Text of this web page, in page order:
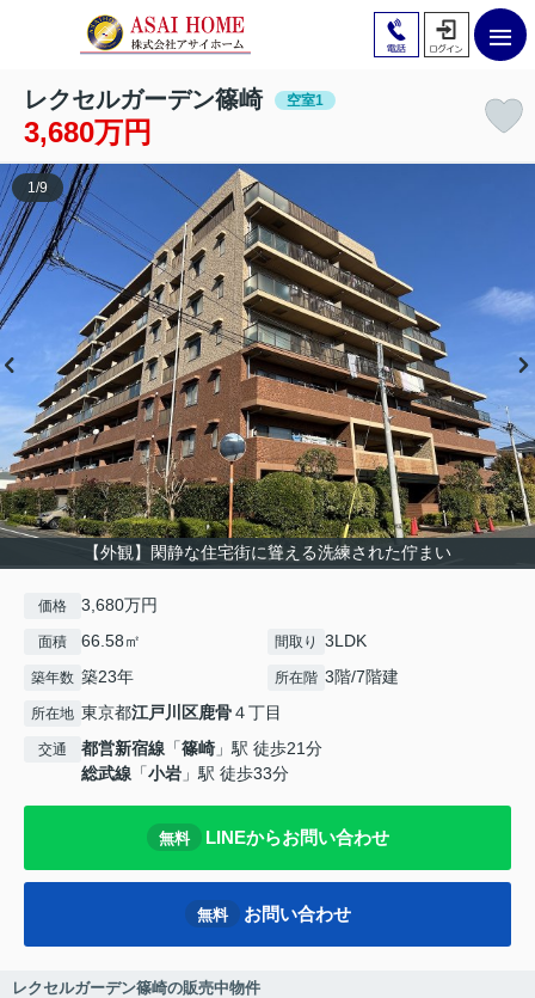
レクセルガーデン篠崎 空室1
3,680万円
【外観】閑静な住宅街に聳える洗練された佇まい
1/9
価格 3,680万円
面積 66.58㎡ 間取り 3LDK
築年数 築23年 所在階 3階/7階建
所在地 東京都江戸川区鹿骨４丁目
交通 都営新宿線 「篠崎 」駅 徒歩21分
総武線 「小岩 」駅 徒歩33分
無料 LINEからお問い合わせ
無料 お問い合わせ
レクセルガーデン篠崎の販売中物件